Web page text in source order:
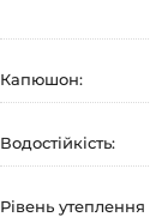
Капюшон:
Водостійкість:
Рівень утеплення